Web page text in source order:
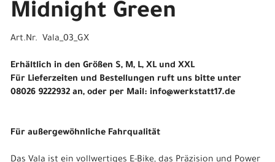
Midnight Green
Art.Nr. Vala_03_GX
Erhältlich in den Größen S, M, L, XL und XXL
Für Lieferzeiten und Bestellungen ruft uns bitte unter
08026 9222932 an, oder per Mail: info@werkstatt17.de
Für außergewöhnliche Fahrqualität